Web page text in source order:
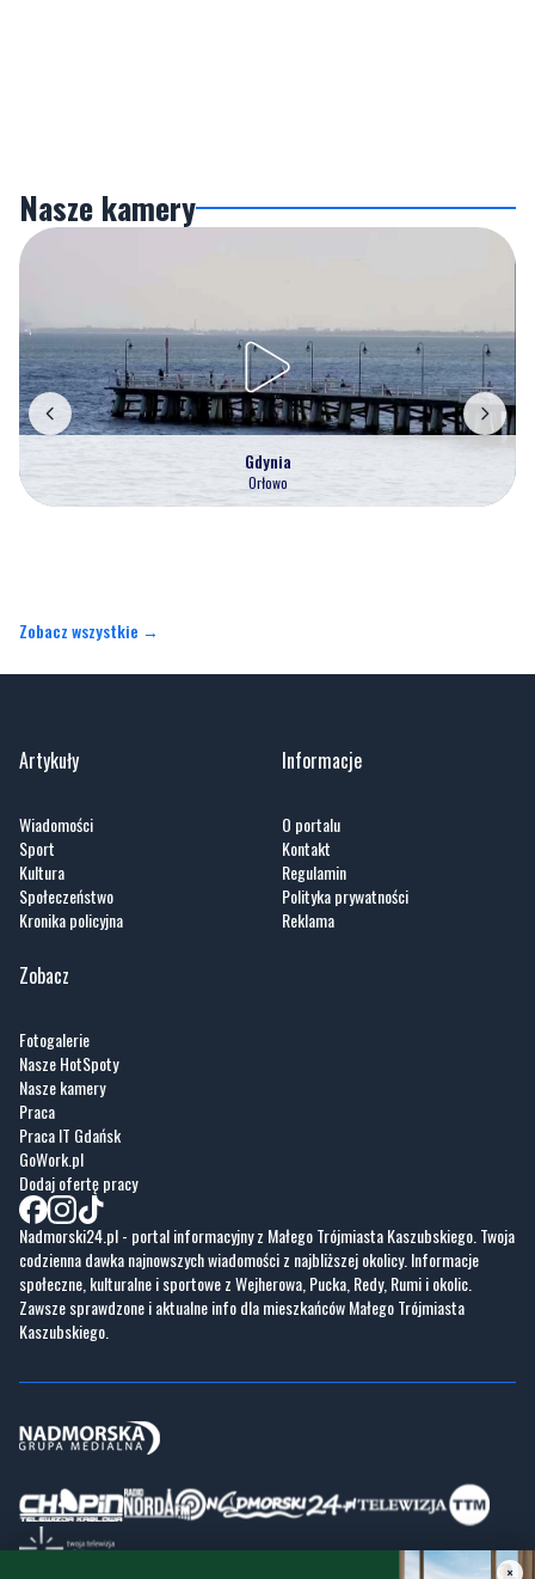
Nasze kamery
Gdynia
Orłowo
Zobacz wszystkie →
Artykuły
Wiadomości
Sport
Kultura
Społeczeństwo
Kronika policyjna
Informacje
O portalu
Kontakt
Regulamin
Polityka prywatności
Reklama
Zobacz
Fotogalerie
Nasze HotSpoty
Nasze kamery
Praca
Praca IT Gdańsk
GoWork.pl
Dodaj ofertę pracy
Nadmorski24.pl - portal informacyjny z Małego Trójmiasta Kaszubskiego. Twoja
codzienna dawka najnowszych wiadomości z najbliższej okolicy. Informacje
społeczne, kulturalne i sportowe z Wejherowa, Pucka, Redy, Rumi i okolic.
Zawsze sprawdzone i aktualne info dla mieszkańców Małego Trójmiasta
Kaszubskiego.
×